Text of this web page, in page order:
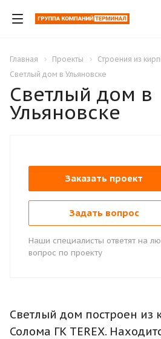
Главная Проекты
Строения из
Светлый дом в Ульяновске
Светлый дом в
Ульяновске
Заказать проект
Задать вопрос
Наши специалисты ответят на
вопрос по проекту
Светлый дом построен из
Солома ГК TEREX.